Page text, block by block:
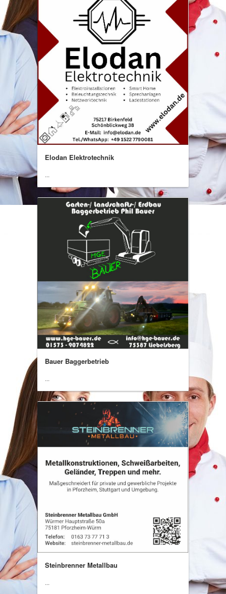
Elodan Elektrotechnik
...
Bauer Baggerbetrieb
...
Steinbrenner Metallbau
...